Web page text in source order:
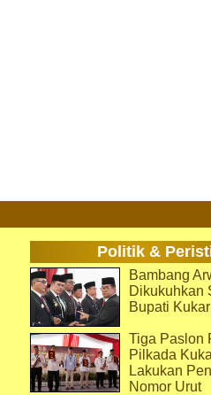
Politik &
Bambang
Dikukuhkan
Bupati Kukar
Tiga Paslon
Pilkada
Lakukan
Nomor Urut